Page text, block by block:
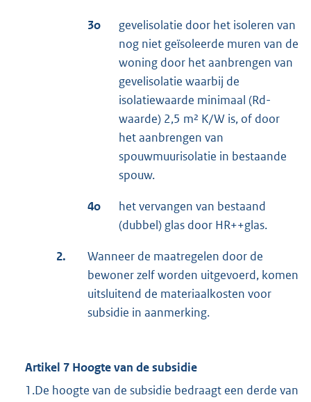
3o
gevelisolatie door het isoleren van
nog niet geïsoleerde muren van de
woning door het aanbrengen van
gevelisolatie waarbij de
isolatiewaarde minimaal (Rd-
waarde) 2,5 m² K/W is, of door
het aanbrengen van
spouwmuurisolatie in bestaande
spouw.
4o
het vervangen van bestaand
(dubbel) glas door HR++glas.
2.
Wanneer de maatregelen door de
bewoner zelf worden uitgevoerd, komen
uitsluitend de materiaalkosten voor
subsidie in aanmerking.
Artikel 7 Hoogte van de subsidie
1.De hoogte van de subsidie bedraagt een derde van